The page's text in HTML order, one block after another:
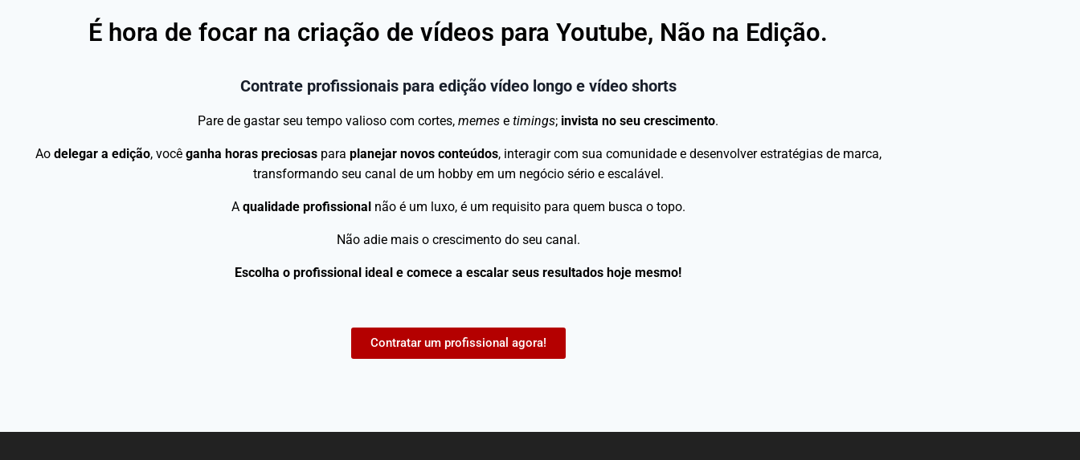
É hora de focar na criação de vídeos para Youtube, Não na Edição.
Contrate profissionais para edição vídeo longo e vídeo shorts
Pare de gastar seu tempo valioso com cortes, memes e timings; invista no seu crescimento.
Aodelegar a edição, você ganha horas preciosaspara planejar novos conteúdos, interagir com sua comunidade e desenvolver estratégias de marca,
transformando seu canal de um hobby em um negócio sério e escalável.
A qualidade profissional não é um luxo, é um requisito para quem busca o topo.
Não adie mais o crescimento do seu canal.
Escolha o profissional ideal e comece a escalar seus resultados hoje mesmo!
Contratar um profissional agora!